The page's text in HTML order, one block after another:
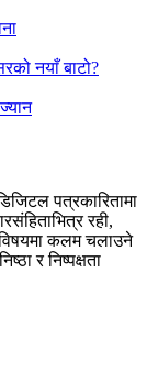
नयाँ बाटो?
पत्रकारितामा
रही,
कलम चलाउने
र निष्पक्षता